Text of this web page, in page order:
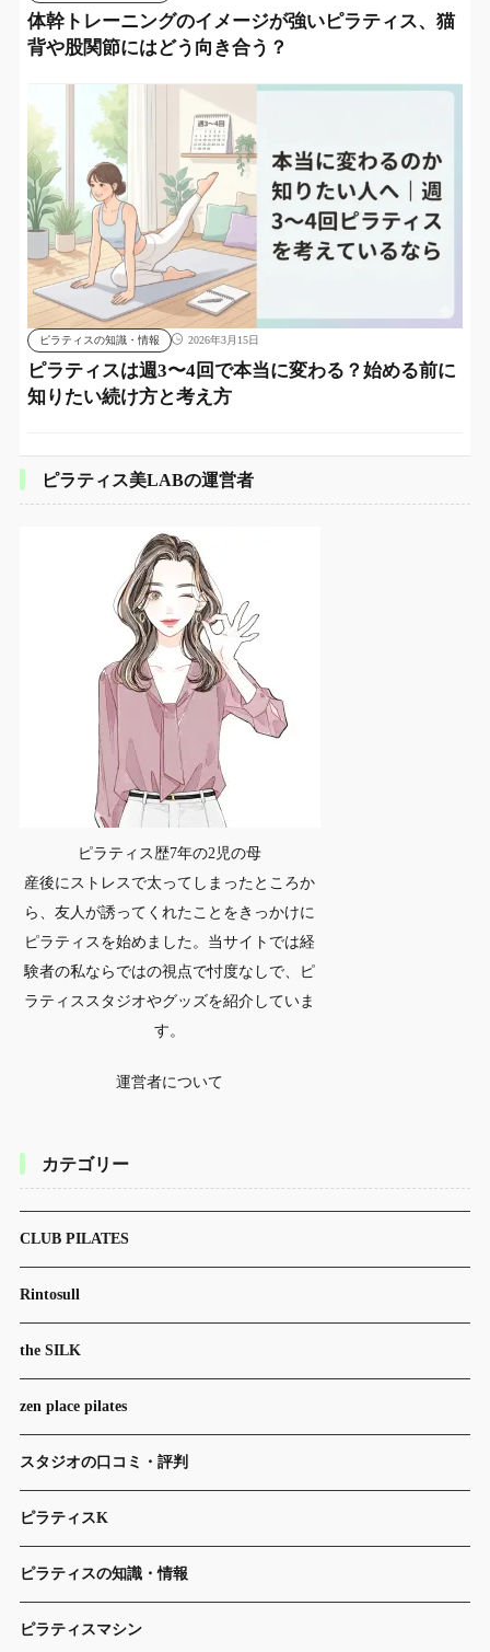
体幹トレーニングのイメージが強いピラティス、猫
背や股関節にはどう向き合う？
ピラティスの知識・情報 2026年3月15日
ピラティスは週3〜4回で本当に変わる？始める前に
知りたい続け方と考え方
ピラティス美LABの運営者
ピラティス歴7年の2児の母
産後にストレスで太ってしまったところか
ら、友人が誘ってくれたことをきっかけに
ピラティスを始めました。当サイトでは経
験者の私ならではの視点で忖度なしで、ピ
ラティススタジオやグッズを紹介していま
す。
運営者について
カテゴリー
CLUB PILATES
Rintosull
the SILK
zen place pilates
スタジオの口コミ・評判
ピラティスK
ピラティスの知識・情報
ピラティスマシン